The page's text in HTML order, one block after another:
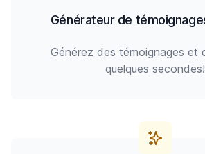
Générateur de
Générez des témoignages et
quelques secondes!